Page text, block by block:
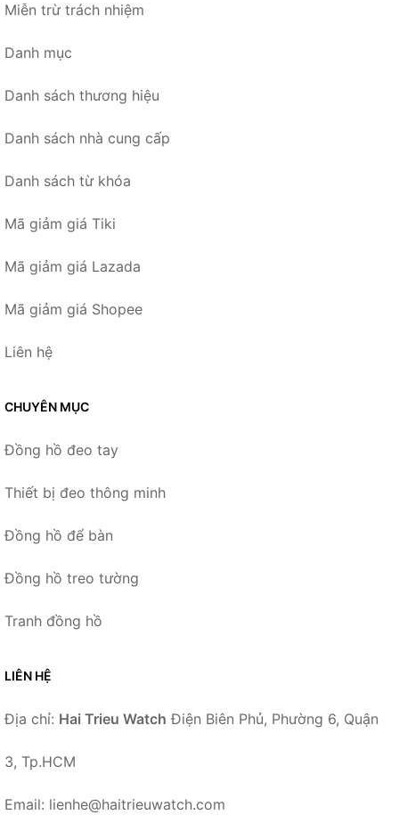
Miễn trừ trách nhiệm
Danh mục
Danh sách thương hiệu
Danh sách nhà cung cấp
Danh sách từ khóa
Mã giảm giá Tiki
Mã giảm giá Lazada
Mã giảm giá Shopee
Liên hệ
CHUYÊN MỤC
Đồng hồ đeo tay
Thiết bị đeo thông minh
Đồng hồ để bàn
Đồng hồ treo tường
Tranh đồng hồ
LIÊN HỆ
Địa chỉ: Hai Trieu Watch Điện Biên Phủ, Phường 6, Quận
3, Tp.HCM
Email: lienhe@haitrieuwatch.com